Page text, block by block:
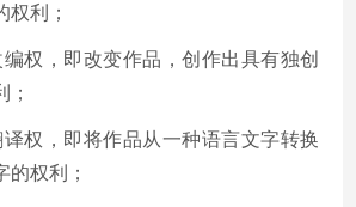
权利；
编权，即改变作品，创作出具有独创
译权，即将作品从一种语言文字转换
的权利；